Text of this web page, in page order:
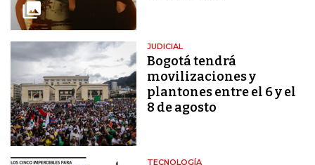
JUDICIAL
Bogotá tendrá
movilizaciones y
plantones entre el 6 y el
8 de agosto
TECNOLOGÍA